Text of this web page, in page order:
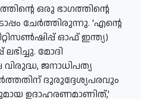
ഒരു ഭാഗത്തിന്റെ
ചേര്‍ത്തിരുന്നു. 'എന്റെ
ഓഫ് ഇന്ത്യ)
ലഭിച്ചു. മോദി
ജനാധിപത്യ
ദുരുദ്ദേശ്യപരവും
ഉദാഹരണമാണിത്,'